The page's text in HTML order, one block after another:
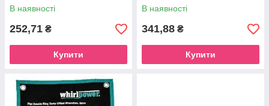
В наявності
252,71 ₴
Купити
В наявності
341,88 ₴
Купити